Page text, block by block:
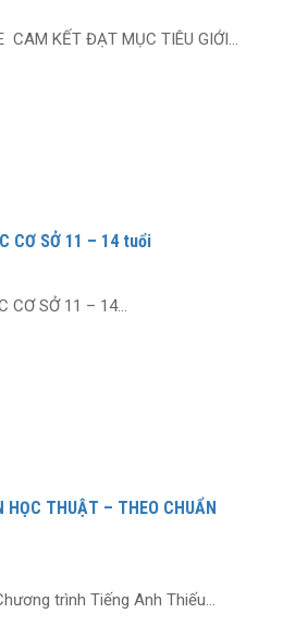
CAM KẾT ĐẠT MỤC TIÊU GIỚI...
CƠ SỞ 11 – 14 tuổi
CƠ SỞ 11 – 14...
HỌC THUẬT – THEO CHUẨN
trình Tiếng Anh Thiếu...